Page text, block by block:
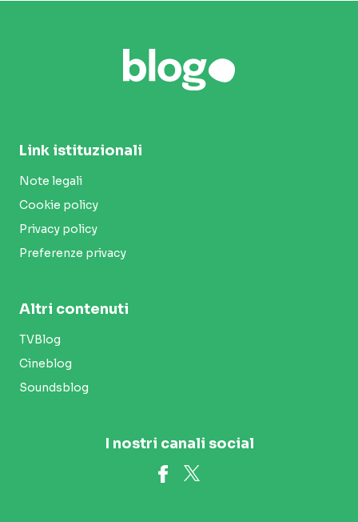
Link istituzionali
Note legali
Cookie policy
Privacy policy
Preferenze privacy
Altri contenuti
TVBlog
Cineblog
Soundsblog
I nostri canali social